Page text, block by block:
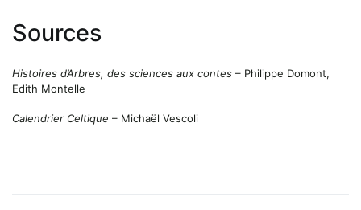
Sources
Histoires d’Arbres, des sciences aux contes – Philippe Domont,
Edith Montelle
Calendrier Celtique – Michaël Vescoli